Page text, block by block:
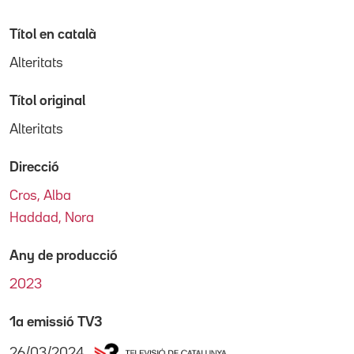
Títol en català
Alteritats
Títol original
Alteritats
Direcció
Cros, Alba
Haddad, Nora
Any de producció
2023
1a emissió TV3